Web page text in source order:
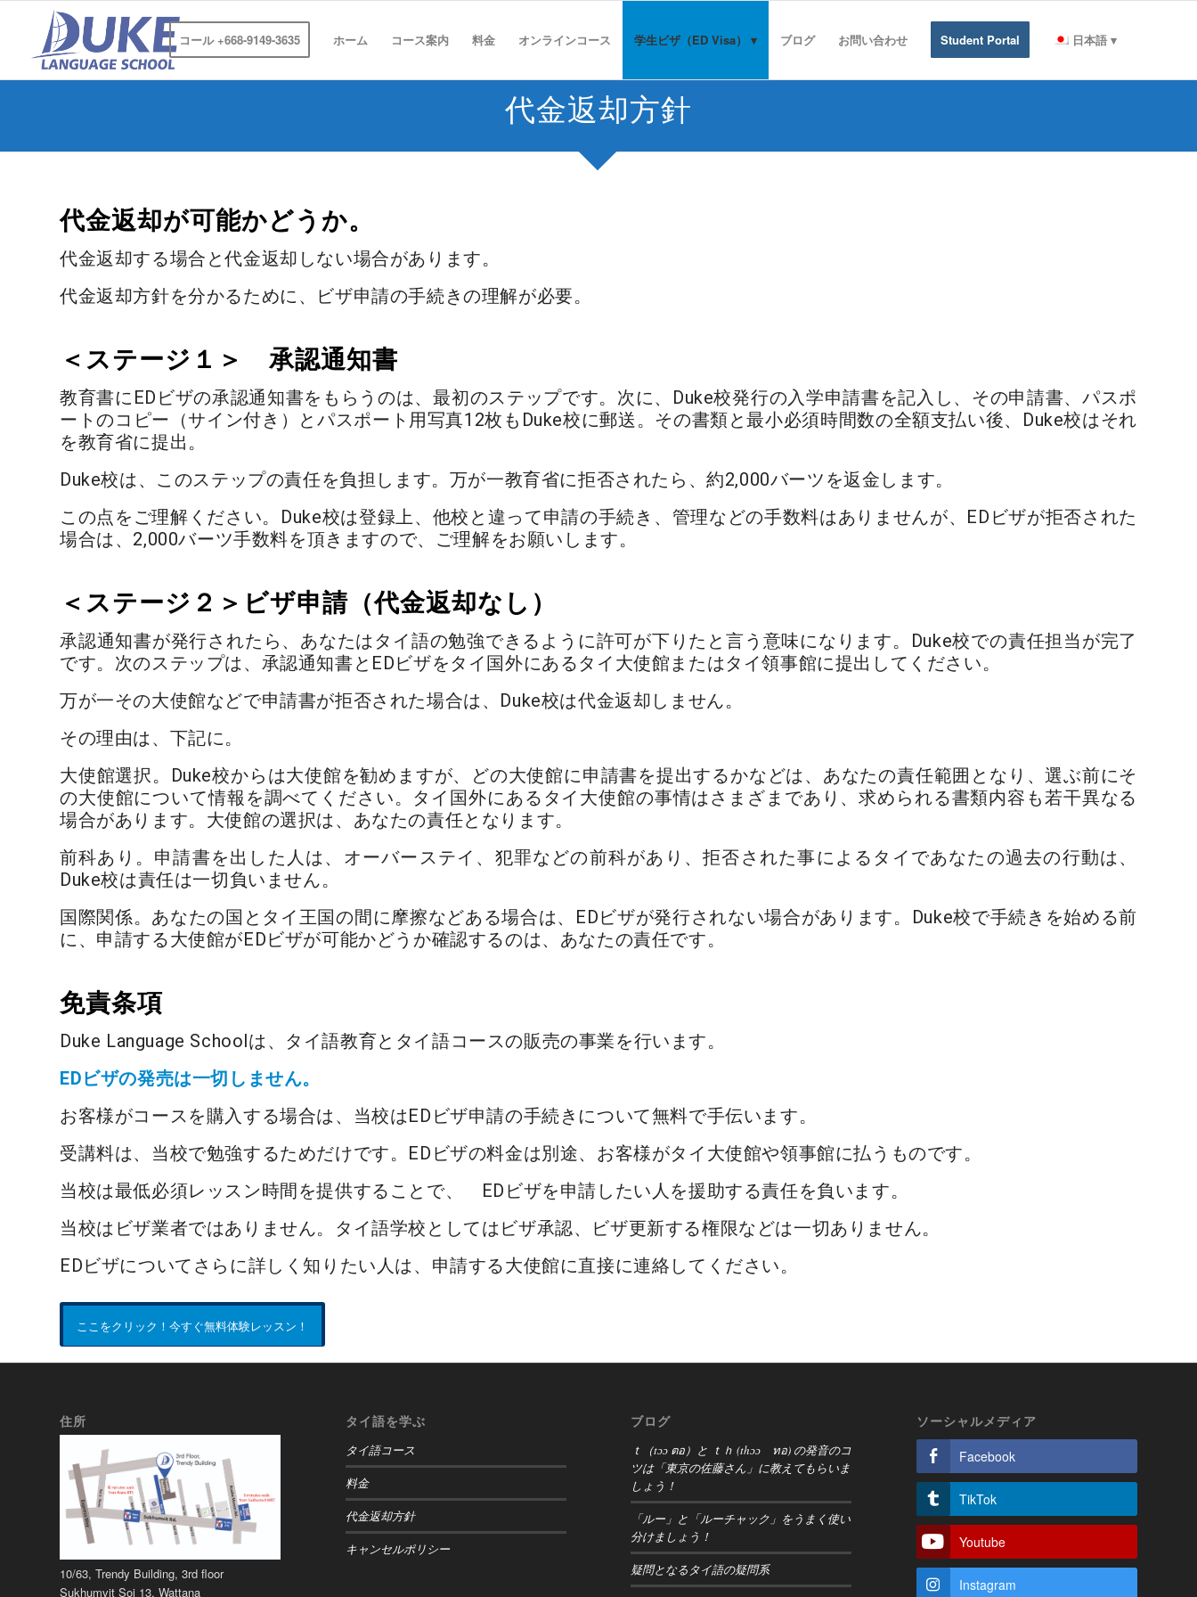
コール +668-9149-3635 ホーム コース案内 料金 オンラインコース 学生ビザ（ED Visa） ブログ お問い合わせ Student Portal 日本語
代金返却方針
代金返却が可能かどうか。
代金返却する場合と代金返却しない場合があります。
代金返却方針を分かるために、ビザ申請の手続きの理解が必要。
＜ステージ１＞ 承認通知書
教育書にEDビザの承認通知書をもらうのは、最初のステップです。次に、Duke校発行の入学申請書を記入し、その申請書、パスポ
ートのコピー（サイン付き）とパスポート用写真12枚もDuke校に郵送。その書類と最小必須時間数の全額支払い後、Duke校はそれ
を教育省に提出。
Duke校は、このステップの責任を負担します。万が一教育省に拒否されたら、約2,000バーツを返金します。
この点をご理解ください。Duke校は登録上、他校と違って申請の手続き、管理などの手数料はありませんが、EDビザが拒否された
場合は、2,000バーツ手数料を頂きますので、ご理解をお願いします。
＜ステージ２＞ビザ申請（代金返却なし）
承認通知書が発行されたら、あなたはタイ語の勉強できるように許可が下りたと言う意味になります。Duke校での責任担当が完了
です。次のステップは、承認通知書とEDビザをタイ国外にあるタイ大使館またはタイ領事館に提出してください。
万が一その大使館などで申請書が拒否された場合は、Duke校は代金返却しません。
その理由は、下記に。
大使館選択。Duke校からは大使館を勧めますが、どの大使館に申請書を提出するかなどは、あなたの責任範囲となり、選ぶ前にそ
の大使館について情報を調べてください。タイ国外にあるタイ大使館の事情はさまざまであり、求められる書類内容も若干異なる
場合があります。大使館の選択は、あなたの責任となります。
前科あり。申請書を出した人は、オーバーステイ、犯罪などの前科があり、拒否された事によるタイであなたの過去の行動は、
Duke校は責任は一切負いません。
国際関係。あなたの国とタイ王国の間に摩擦などある場合は、EDビザが発行されない場合があります。Duke校で手続きを始める前
に、申請する大使館がEDビザが可能かどうか確認するのは、あなたの責任です。
免責条項
Duke Language Schoolは、タイ語教育とタイ語コースの販売の事業を行います。
EDビザの発売は一切しません。
お客様がコースを購入する場合は、当校はEDビザ申請の手続きについて無料で手伝います。
受講料は、当校で勉強するためだけです。EDビザの料金は別途、お客様がタイ大使館や領事館に払うものです。
当校は最低必須レッスン時間を提供することで、 EDビザを申請したい人を援助する責任を負います。
当校はビザ業者ではありません。タイ語学校としてはビザ承認、ビザ更新する権限などは一切ありません。
EDビザについてさらに詳しく知りたい人は、申請する大使館に直接に連絡してください。
ここをクリック！今すぐ無料体験レッスン！
住所
10/63, Trendy Building, 3rd floor
Sukhumvit Soi 13, Wattana
タイ語を学ぶ
タイ語コース
料金
代金返却方針
キャンセルポリシー
ブログ
ｔ（tɔɔ ตอ）と ｔｈ (thɔɔ ทอ) の発音のコ
ツは「東京の佐藤さん」に教えてもらいま
しょう！
「ルー」と「ルーチャック」をうまく使い
分けましょう！
疑問となるタイ語の疑問系
ソーシャルメディア
Facebook
TikTok
Youtube
Instagram